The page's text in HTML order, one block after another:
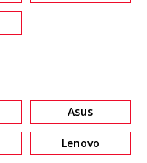
Asus
Lenovo